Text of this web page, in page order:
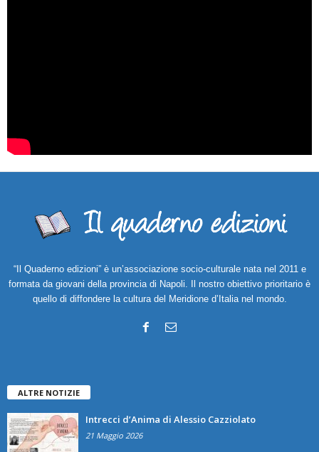
“Il Quaderno edizioni” è un’associazione socio-culturale nata nel 2011 e
formata da giovani della provincia di Napoli. Il nostro obiettivo prioritario è
quello di diffondere la cultura del Meridione d’Italia nel mondo.
ALTRE NOTIZIE
Intrecci d’Anima di Alessio Cazziolato
21 Maggio 2026